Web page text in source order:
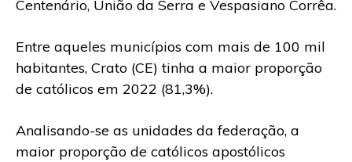
Centenário, União da Serra e Vespasiano Corrêa.
Entre aqueles municípios com mais de 100 mil
habitantes, Crato (CE) tinha a maior proporção
de católicos em 2022 (81,3%).
Analisando-se as unidades da federação, a
maior proporção de católicos apostólicos